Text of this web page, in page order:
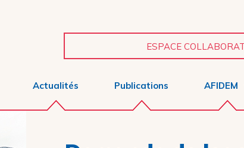
ESPACE
Actualités Publications AFIDEM